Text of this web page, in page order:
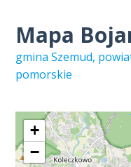
Mapa
gmina Szemud,
pomorskie
+
−